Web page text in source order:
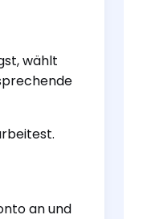
wählt
an und